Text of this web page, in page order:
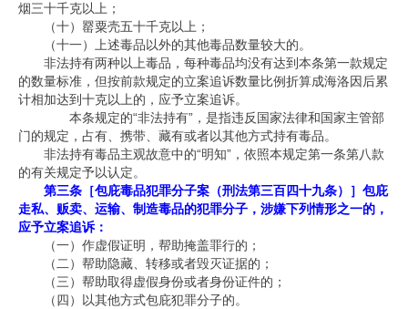
烟三十千克以上；
（十）罂粟壳五十千克以上；
（十一）上述毒品以外的其他毒品数量较大的。
非法持有两种以上毒品，每种毒品均没有达到本条第一款规定
的数量标准，但按前款规定的立案追诉数量比例折算成海洛因后累
计相加达到十克以上的，应予立案追诉。
本条规定的“非法持有” ，是指违反国家法律和国家主管部
门的规定，占有、携带、藏有或者以其他方式持有毒品。
非法持有毒品主观故意中的“明知” ，依照本规定第一条第八款
的有关规定予以认定。
第三条［包庇毒品犯罪分子案（刑法第三百四十九条）］包庇
走私、贩卖、运输、制造毒品的犯罪分子，涉嫌下列情形之一的，
应予立案追诉：
（一）作虚假证明，帮助掩盖罪行的；
（二）帮助隐藏、转移或者毁灭证据的；
（三）帮助取得虚假身份或者身份证件的；
（四）以其他方式包庇犯罪分子的。